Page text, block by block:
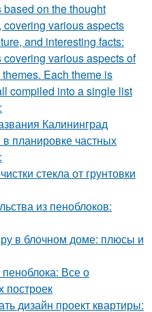
on the thought
various aspects
and interesting facts:
various aspects of
Each theme is
compiled into a single list
Калининград
планировке частных
стекла от грунтовки
из пеноблоков:
в блочном доме: плюсы и
Все о
построек
дизайн проект квартиры: